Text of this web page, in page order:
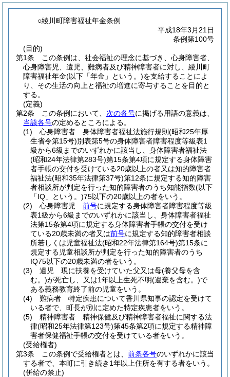
○綾川町障害福祉年金条例
平成18年3月21日
条例第100号
(目的)
第1条
この条例は、社会福祉の理念に基づき、心身障害者、
心身障害児、遺児、難病者及び精神障害者に対し、綾川町
障害福祉年金(以下「年金」という。)を支給することによ
り、その生活の向上と福祉の増進に寄与することを目的と
する。
(定義)
第2条
この条例において、 次の各号に掲げる用語の意義は、
当該各号の定めるところによる。
(1)
心身障害者 身体障害者福祉法施行規則 (昭和25年厚
生省令第15号)別表第5号の身体障害者障害程度等級表1
級から6級までのいずれかに該当し、身体障害者福祉法
(昭和24年法律第283号)第15条第4項に規定する身体障害
者手帳の交付を受けている20歳以上の者又は知的障害者
福祉法(昭和35年法律第37号)第12条に規定する知的障害
者相談所が判定を行った知的障害者のうち知能指数(以下
「IQ」という。)75以下の20歳以上の者をいう。
(2)
心身障害児 前号に規定する身体障害者障害程度等級
表1級から6級までのいずれかに該当し、身体障害者福祉
法第15条第4項に規定する身体障害者手帳の交付を受け
ている20歳未満の者又は前号に規定する知的障害者相談
所若しくは児童福祉法(昭和22年法律第164号)第15条に
規定する児童相談所が判定を行った知的障害者のうち
IQ75以下の20歳未満の者をいう。
(3)
遺児 現に扶養を受けていた父又は母(養父母を含
む。)が死亡し、又は1年以上生死不明(遺棄を含む。)で
ある義務教育終了前の児童をいう。
(4)
難病者 特定疾患について香川県知事の認定を受けて
いる者で、町長が別に定めた特定疾患者をいう。
(5)
精神障害者 精神保健及び精神障害者福祉に関する法
律(昭和25年法律第123号)第45条第2項に規定する精神障
害者保健福祉手帳の交付を受けている者をいう。
(受給権者)
第3条
この条例で受給権者とは、 前条各号のいずれかに該当
する者で、本町に引き続き1年以上住所を有する者をいう。
(併給の禁止)